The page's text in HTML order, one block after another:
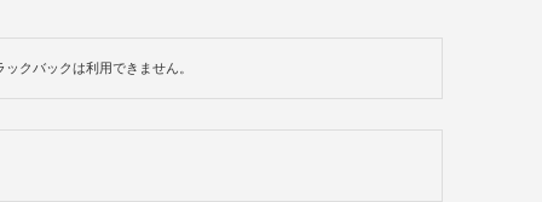
ックバックは利用できません。